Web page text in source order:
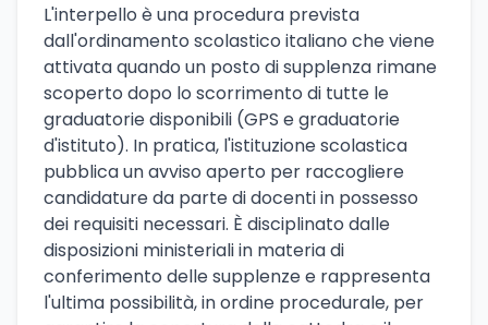
L'interpello è una procedura prevista
dall'ordinamento scolastico italiano che viene
attivata quando un posto di supplenza rimane
scoperto dopo lo scorrimento di tutte le
graduatorie disponibili (GPS e graduatorie
d'istituto). In pratica, l'istituzione scolastica
pubblica un avviso aperto per raccogliere
candidature da parte di docenti in possesso
dei requisiti necessari. È disciplinato dalle
disposizioni ministeriali in materia di
conferimento delle supplenze e rappresenta
l'ultima possibilità, in ordine procedurale, per